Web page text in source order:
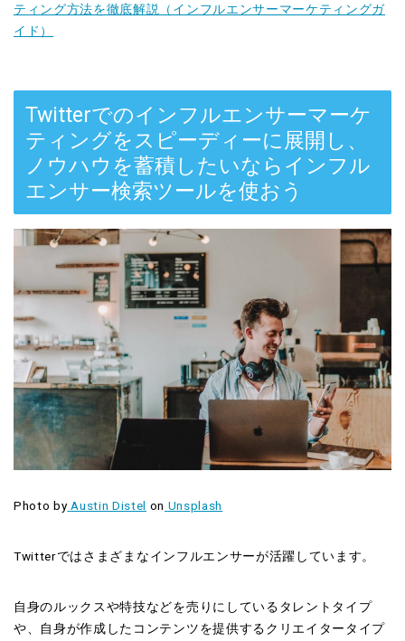
ティング方法を徹底解説（インフルエンサーマーケティングガ
イド）
Twitterでのインフルエンサーマーケ
ティングをスピーディーに展開し、
ノウハウを蓄積したいならインフル
エンサー検索ツールを使おう
Photo by Austin Distel on Unsplash
Twitterではさまざまなインフルエンサーが活躍しています。
自身のルックスや特技などを売りにしているタレントタイプ
や、自身が作成したコンテンツを提供するクリエイタータイプ